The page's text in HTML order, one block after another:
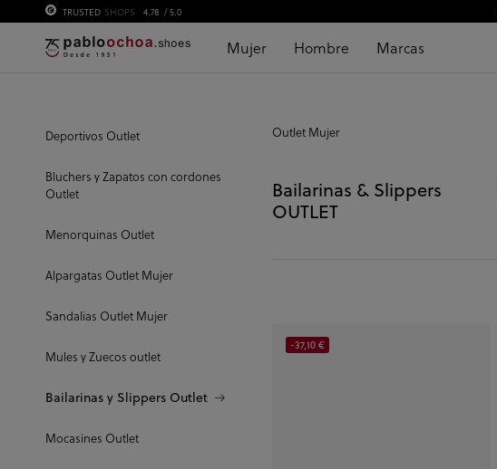
TRUSTED SHOPS 4.78 / 5.0
Mujer Hombre Marcas
Deportivos Outlet
Bluchers y Zapatos con cordones
Outlet
Menorquinas Outlet
Alpargatas Outlet Mujer
Sandalias Outlet Mujer
Mules y Zuecos outlet
Bailarinas y Slippers Outlet
Mocasines Outlet
Outlet Mujer
Bailarinas & Slippers
OUTLET
-37,10 €